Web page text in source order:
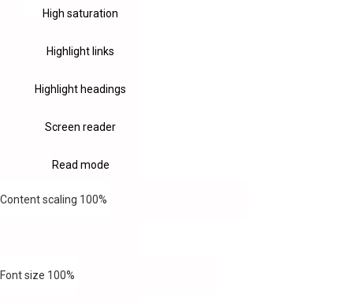
High saturation
Highlight links
Highlight headings
Screen reader
Read mode
Content scaling 100%
Font size 100%